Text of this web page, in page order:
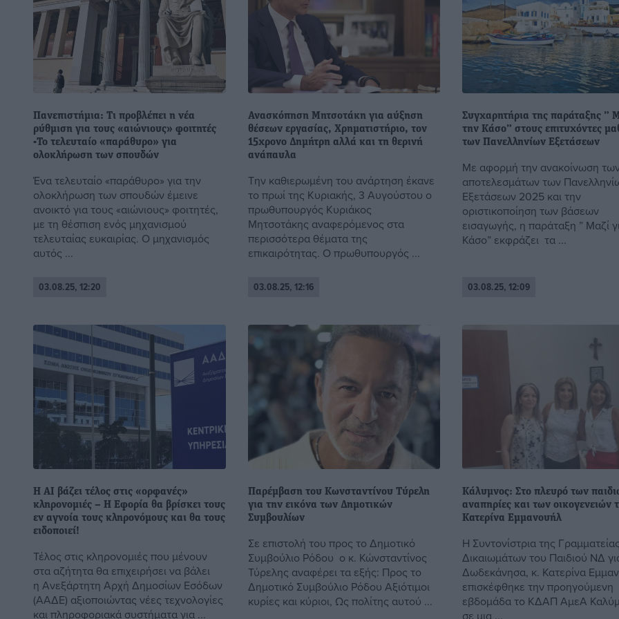
Πανεπιστήμια: Τι προβλέπει η νέα
ρύθμιση για τους «αιώνιους» φοιτητές
-Το τελευταίο «παράθυρο» για
ολοκλήρωση των σπουδών
Ένα τελευταίο «παράθυρο» για την
ολοκλήρωση των σπουδών έμεινε
ανοικτό για τους «αιώνιους» φοιτητές,
με τη θέσπιση ενός μηχανισμού
τελευταίας ευκαιρίας. Ο μηχανισμός
αυτός ...
03.08.25, 12:20
Ανασκόπηση Μητσοτάκη για αύξηση
θέσεων εργασίας, Χρηματιστήριο, τον
15χρονο Δημήτρη αλλά και τη θερινή
ανάπαυλα
Την καθιερωμένη του ανάρτηση έκανε
το πρωί της Κυριακής, 3 Αυγούστου ο
πρωθυπουργός Κυριάκος
Μητσοτάκης αναφερόμενος στα
περισσότερα θέματα της
επικαιρότητας. Ο πρωθυπουργός ...
03.08.25, 12:16
Συγχαρητήρια της παράταξης ”
την Κάσο” στους επιτυχόντες
των Πανελληνίων Εξετάσεων
Με αφορμή την ανακοίνωση των
αποτελεσμάτων των
Εξετάσεων 2025 και την
οριστικοποίηση των βάσεων
εισαγωγής, η παράταξη ” Μαζί
Κάσο” εκφράζει τα ...
03.08.25, 12:09
Η ΑΙ βάζει τέλος στις «ορφανές»
κληρονομιές – Η Eφορία θα βρίσκει τους
εν αγνοία τους κληρονόμους και θα τους
ειδοποιεί!
Τέλος στις κληρονομιές που μένουν
στα αζήτητα θα επιχειρήσει να βάλει
η Ανεξάρτητη Αρχή Δημοσίων Εσόδων
(ΑΑΔΕ) αξιοποιώντας νέες τεχνολογίες
και πληροφοριακά συστήματα για ...
Παρέμβαση του Κωνσταντίνου Τύρελη
για την εικόνα των Δημοτικών
Συμβουλίων
Σε επιστολή του προς το Δημοτικό
Συμβούλιο Ρόδου ο κ. Κώνσταντίνος
Τύρελης αναφέρει τα εξής: Προς το
Δημοτικό Συμβούλιο Ρόδου Αξιότιμοι
κυρίες και κύριοι, Ως πολίτης αυτού ...
Κάλυμνος: Στο πλευρό των
αναπηρίες και των οικογενειών
Κατερίνα Εμμανουήλ
Η Συντονίστρια της Γραμματείας
Δικαιωμάτων του Παιδιού ΝΔ
Δωδεκάνησα, κ. Κατερίνα
επισκέφθηκε την προηγούμενη
εβδομάδα το ΚΔΑΠ ΑμεΑ
σε μια ...